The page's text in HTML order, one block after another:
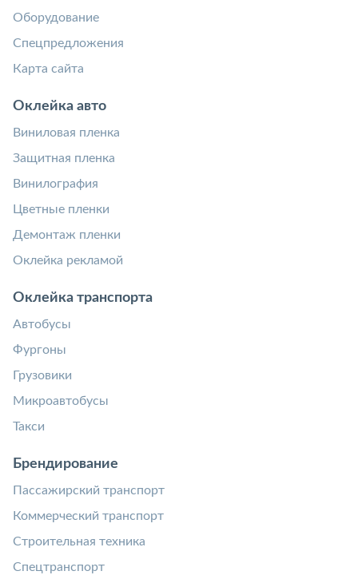
Оборудование
Спецпредложения
Карта сайта
Оклейка авто
Виниловая пленка
Защитная пленка
Винилография
Цветные пленки
Демонтаж пленки
Оклейка рекламой
Оклейка транспорта
Автобусы
Фургоны
Грузовики
Микроавтобусы
Такси
Брендирование
Пассажирский транспорт
Коммерческий транспорт
Строительная техника
Спецтранспорт